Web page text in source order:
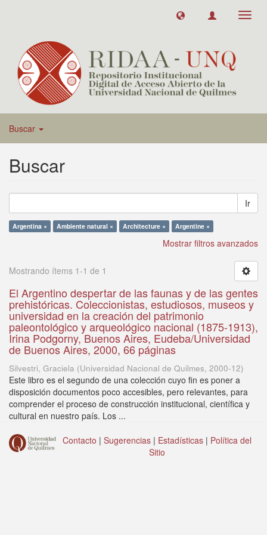
Buscar
Buscar
Ir
Argentina × Ambiente natural × Architecture × Argentine ×
Mostrar filtros avanzados
Mostrando ítems 1-1 de 1
El Argentino despertar de las faunas y de las gentes
prehistóricas. Coleccionistas, estudiosos, museos y
universidad en la creación del patrimonio
paleontológico y arqueológico nacional (1875-1913),
Irina Podgorny, Buenos Aires, Eudeba/Universidad
de Buenos Aires, 2000, 66 páginas
Silvestri, Graciela (Universidad Nacional de Quilmes, 2000-12)
Este libro es el segundo de una colección cuyo fin es poner a
disposición documentos poco accesibles, pero relevantes, para
comprender el proceso de construcción institucional, científica y
cultural en nuestro país. Los ...
Contacto | Sugerencias | Estadísticas | Política del
Sitio